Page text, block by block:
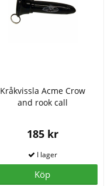
Kråkvissla Acme Crow
and rook call
185 kr
Köp